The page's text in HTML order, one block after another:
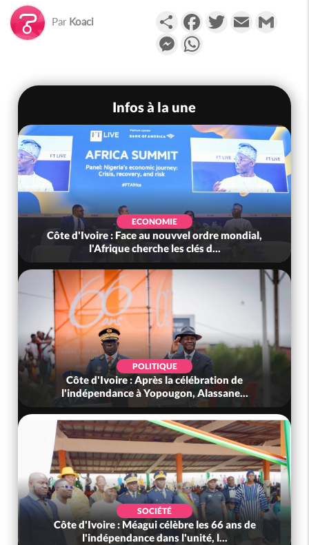
Par Koaci PartagerFacebookTwitterEmail
Messenger
Infos à la une
ECONOMIE
Côte d'Ivoire : Face au nouvvel ordre mondial,
l'Afrique cherche les clés d...
POLITIQUE
Côte d'Ivoire : Après la célébration de
l'indépendance à Yopougon, Alassane...
SOCIÉTÉ
Côte d'Ivoire : Méagui célèbre les 66 ans de
l'indépendance dans l'unité, l...